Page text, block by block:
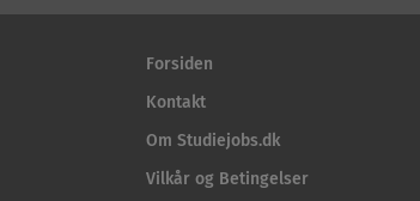
Forsiden
Kontakt
Om Studiejobs.dk
Vilkår og Betingelser